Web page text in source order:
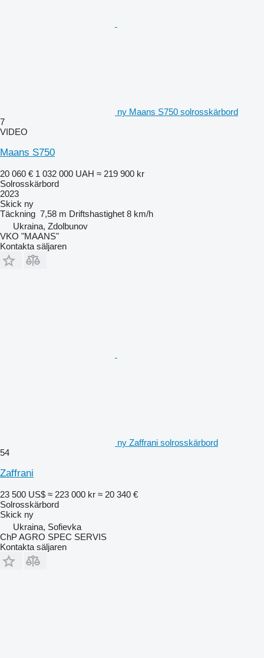
ny Maans S750 solrosskärbord
7
VIDEO
Maans S750
20 060 € 1 032 000 UAH ≈ 219 900 kr
Solrosskärbord
2023
Skick ny
Täckning 7,58 m Driftshastighet 8 km/h
Ukraina, Zdolbunov
VKO "MAANS"
Kontakta säljaren
ny Zaffrani solrosskärbord
54
Zaffrani
23 500 US$ ≈ 223 000 kr ≈ 20 340 €
Solrosskärbord
Skick ny
Ukraina, Sofievka
ChP AGRO SPEC SERVIS
Kontakta säljaren